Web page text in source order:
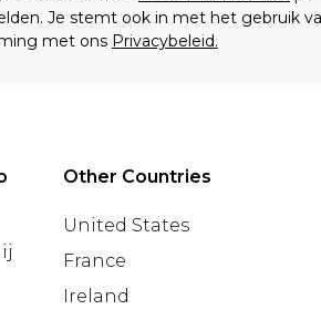
Je stemt ook in met het gebruik
met ons Privacybeleid.
Other Countries
United States
France
Ireland